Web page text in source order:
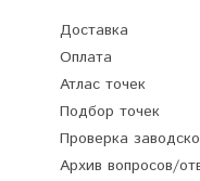
Доставка
Оплата
Атлас точек
Подбор точек
Проверка
Архив вопросов/